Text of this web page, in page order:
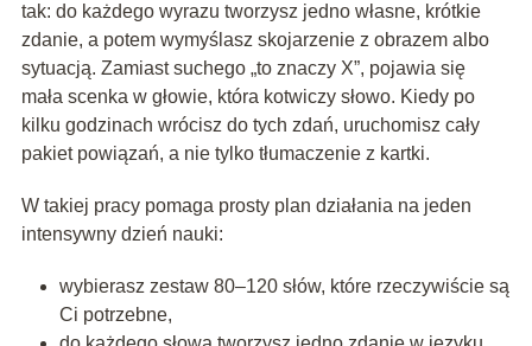
tak: do każdego wyrazu tworzysz jedno własne, krótkie
zdanie, a potem wymyślasz skojarzenie z obrazem albo
sytuacją. Zamiast suchego „to znaczy X”, pojawia się
mała scenka w głowie, która kotwiczy słowo. Kiedy po
kilku godzinach wrócisz do tych zdań, uruchomisz cały
pakiet powiązań, a nie tylko tłumaczenie z kartki.
W takiej pracy pomaga prosty plan działania na jeden
intensywny dzień nauki:
wybierasz zestaw 80–120 słów, które rzeczywiście są
Ci potrzebne,